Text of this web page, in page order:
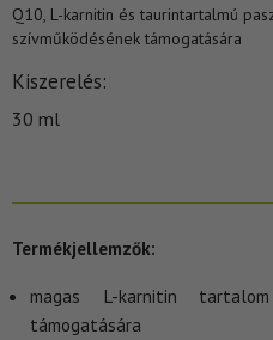
Q10, L-karnitin és taurintartalmú
szívműködésének támogatására
Kiszerelés
30 ml
Termékjellemzők:
magas L-karnitin
támogatására